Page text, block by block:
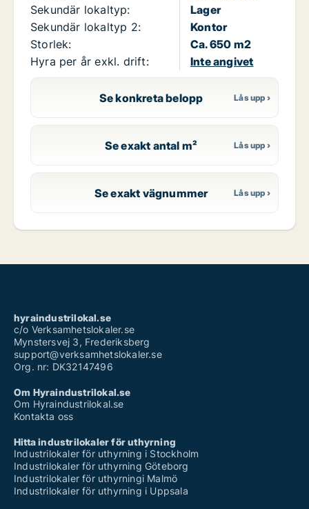
Sekundär lokaltyp:
Lager
Sekundär lokaltyp 2:
Kontor
Storlek:
Ca. 650 m2
Hyra per år exkl. drift:
Inte angivet
Se konkreta belopp
Se exakt antal m²
Se exakt vägnummer
hyraindustrilokal.se
c/o Verksamhetslokaler.se
Mynstersvej 3, Frederiksberg
support@verksamhetslokaler.se
Org. nr: DK32147496
Om Hyraindustrilokal.se
Om Hyraindustrilokal.se
Kontakta oss
Hitta industrilokaler för uthyrning
Industrilokaler för uthyrning i Stockholm
Industrilokaler för uthyrning Göteborg
Industrilokaler för uthyrningi Malmö
Industrilokaler för uthyrning i Uppsala